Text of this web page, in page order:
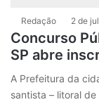
Redação 2 de
Concurso
SP abre
A Prefeitura da
santista – litoral